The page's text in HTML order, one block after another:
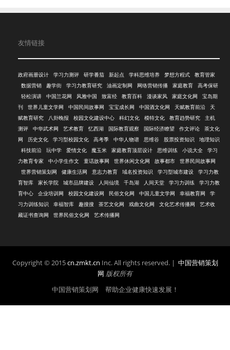
友情链接
政府画册设计 学习力测评 研学番茄 新起点 学科思维培养 梦想方程式
教育管家
数据营销
趣学街 学习力教育研究 油画定制网 网络营销传播 家庭教育
高考保研
轻松演讲
中国兰花网 风雅中国 致富经 教育百科 漫谈家风 家庭文化网
宝岛期
刊
世界儿童文学网 中国民间故事网 宝宝成长网 中国酒文化网 天赋教育前沿
天
赋教育研究
八卦晚报 校园文化建设中心 科幻文化 模特文化 教育趋势研究
主机
测评
中华武术网 艺术教育 忆西湖 国际教育观察 国际经济瞭望 作文评论
茶文化
网
历史文化 学习型校园文化 高考季 中华人物谱 思维谷 股票投资知识
地理知识
科技前沿
玩中学 爱情文化 魔玉米 家庭教育顶层设计 思维训练 小说大全
学习
力教育专家
中小学生作文 童话故事网 世界休闲文化网 故事都市
世界民间故事网
世界营销策划网
健康生活网 意志力教育 域名投资知识 学习型城市建设
学习力教
育智库
家长学院 城市品牌建设 人间仙境 千岛湖 人间天堂 学习力训练
学习力教
育中心
企业培训网 校园文化建设网 民俗文化网 中国儿童文学网 幸福教育网
学
习力训练知识
幸福智库 趣搜搜 茶艺文化网 戏曲文化网 文化艺术传播网
艺术收
藏证书查询网
世界民俗文化网 艺术传播网
Copyright © 2015cn.zmkt.cn Inc. All rights reserved. | 中国营销策划
网 版权所有
中国营销策划网 帮助企业健康快速发展！